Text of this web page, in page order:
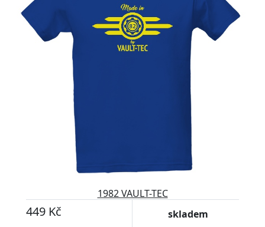
1982 VAULT-TEC
449 Kč skladem